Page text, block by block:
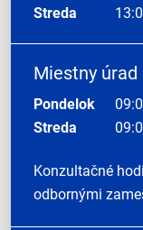
Streda
Miestny úrad
Pondelok
Streda
Konzultačné
odbornými